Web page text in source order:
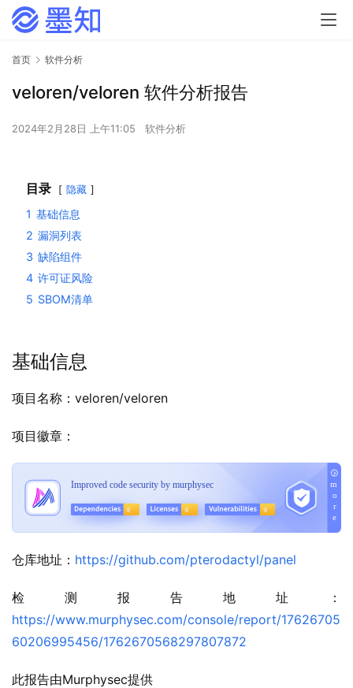
首页 软件分析
veloren/veloren 软件分析报告
2024年2月28日 上午11:05 软件分析
目录 隐藏
1 基础信息
2 漏洞列表
3 缺陷组件
4 许可证风险
5 SBOM清单
基础信息
项目名称：veloren/veloren
项目徽章：
仓库地址： https://github.com/pterodactyl/panel
检测报告地址：
https://www.murphysec.com/console/report/17626705
60206995456/1762670568297807872
此报告由Murphysec提供